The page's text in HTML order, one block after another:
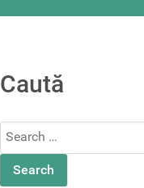
Caută
Search